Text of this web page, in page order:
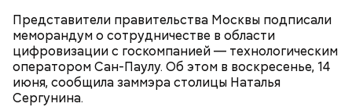
Представители правительства Москвы подписали
меморандум о сотрудничестве в области
цифровизации с госкомпанией — технологическим
оператором Сан-Паулу. Об этом в воскресенье, 14
июня, сообщила заммэра столицы Наталья
Сергунина.
прекрасно справляется слесарь-сборщик
Светлана Булгакова.